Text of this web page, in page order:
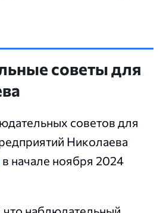
советы для
советов для
Николаева
в начале ноября 2024